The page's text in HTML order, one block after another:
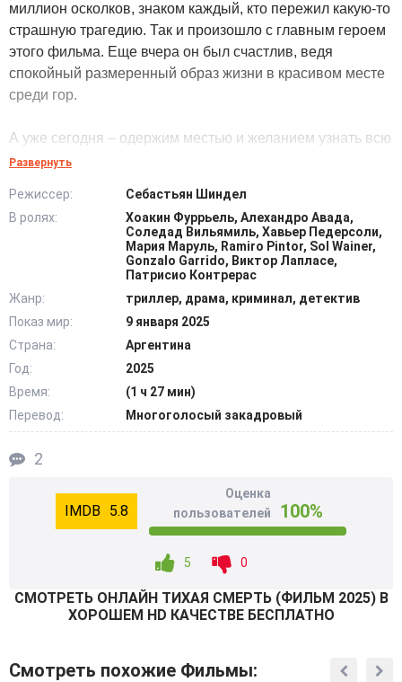
миллион осколков, знаком каждый, кто пережил какую-то
страшную трагедию. Так и произошло с главным героем
этого фильма. Еще вчера он был счастлив, ведя
спокойный размеренный образ жизни в красивом месте
среди гор.
А уже сегодня – одержим местью и желанием узнать всю
правду о гибели близкого человека. Однако правда редко
собственное расследование, тем больше убеждается в
этом. Тем более что вскоре всплывают обстоятельства
совсем другой трагедии, произошедшей много лет
назад… @Filmix.fan
Развернуть
Режиссер:
Себастьян Шиндел
В ролях:
Хоакин Фуррьель, Алехандро Авада,
Соледад Вильямиль, Хавьер Педерсоли,
Мария Маруль, Ramiro Pintor, Sol Wainer,
Gonzalo Garrido, Виктор Лапласе,
Патрисио Контрерас
Жанр:
триллер, драма, криминал, детектив
Показ мир:
9 января 2025
Страна:
Аргентина
Год:
2025
Время:
(1 ч 27 мин)
Перевод:
Многоголосый закадровый
2
5.8
Оценка
пользователей
100%
5 0
СМОТРEТЬ ОНЛАЙН ТИХАЯ СМЕРТЬ (ФИЛЬМ 2025) В
ХОРОШЕМ HD КАЧЕСТВЕ БЕСПЛАТНО
Смотреть похожие Фильмы: